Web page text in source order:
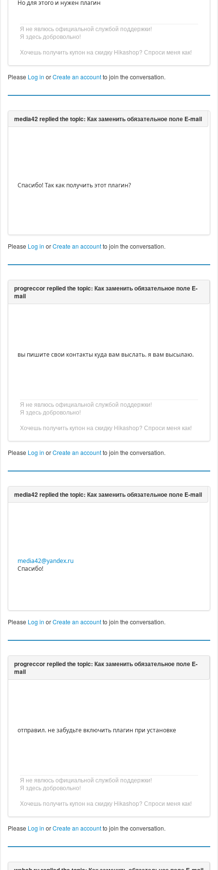
Но для этого и нужен плагин
Я не явлюсь официальной службой поддержки!
Я здесь добровольно!
Хочешь получить купон на скидку Hikashop? Спроси меня как!
Please Log in orCreate an accountto join the conversation.
Спасибо! Так как получить этот плагин?
Please Log in orCreate an accountto join the conversation.
вы пишите свои контакты куда вам выслать. я вам высылаю.
Я не явлюсь официальной службой поддержки!
Я здесь добровольно!
Хочешь получить купон на скидку Hikashop? Спроси меня как!
Please Log in orCreate an accountto join the conversation.
media42@yandex.ru
Спасибо!
Please Log in orCreate an accountto join the conversation.
отправил. не забудьте включить плагин при установке
Я не явлюсь официальной службой поддержки!
Я здесь добровольно!
Хочешь получить купон на скидку Hikashop? Спроси меня как!
Please Log in orCreate an accountto join the conversation.